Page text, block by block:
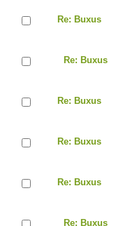
Re: Buxus
Re: Buxus
Re: Buxus
Re: Buxus
Re: Buxus
Re: Buxus